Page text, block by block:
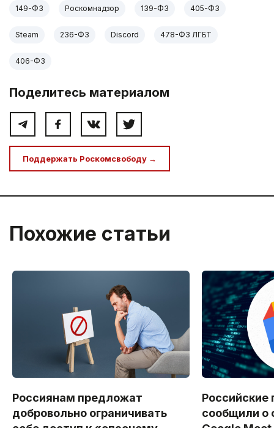
149-ФЗ Роскомнадзор 139-ФЗ 405-ФЗ
Steam 236-ФЗ Discord 478-ФЗ ЛГБТ
406-ФЗ
Поделитесь материалом
Поддержать Роскомсвободу →
Похожие статьи
Россиянам предложат
добровольно ограничивать
Российские
сообщили о